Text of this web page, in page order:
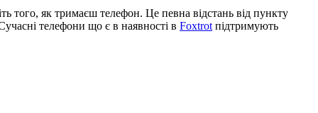
того, як тримаєш телефон. Це певна відстань від пункту
телефони що є в наявності в Foxtrot підтримують